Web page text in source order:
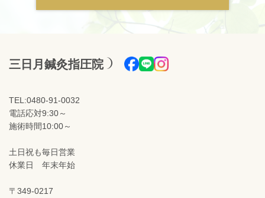
三日月鍼灸指圧院
TEL:0480-91-0032
電話応対9:30～
施術時間10:00～
土日祝も毎日営業
休業日 年末年始
〒349-0217